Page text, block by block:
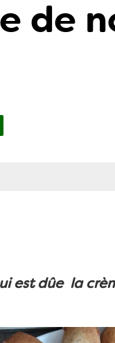
de
est dûe la